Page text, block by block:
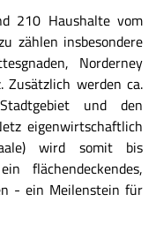
210 Haushalte vom
zählen insbesondere
Norderney
Zusätzlich werden ca.
und den
eigenwirtschaftlich
wird somit bis
flächendeckendes,
- ein Meilenstein für